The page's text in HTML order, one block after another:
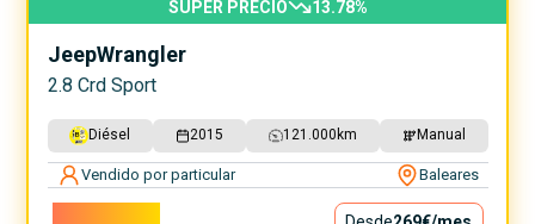
SUPER PRECIO 13.78%
JeepWrangler
2.8 Crd Sport
Diésel 2015 121.000 km Manual
Vendido por particular Baleares